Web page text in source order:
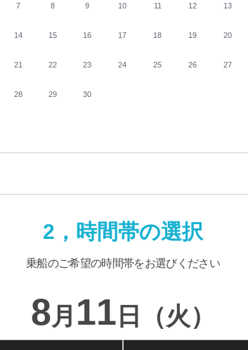
7 8 9 10 11 12 13
14 15 16 17 18 19 20
21 22 23 24 25 26 27
28 29 30
2，時間帯の選択
乗船のご希望の時間帯をお選びください
8月 11 日（火）